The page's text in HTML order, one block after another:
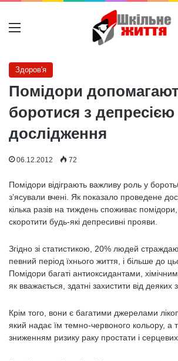
Меню
Здоров'я
Помідори
боротися з депресією
дослідження
06.12.2012 72
Помідори відіграють важливу роль у
з’ясували вчені. Як показало проведене
кілька разів на тиждень споживає помідори,
скоротити будь-які депресивні прояви.
Згідно зі статистикою, 20% людей
певний період їхнього життя, і більше до
Помідори багаті антиоксидантами,
як вважається, здатні захистити від деяких
Крім того, вони є багатими джерелами
який надає їм темно-червоного кольору, а
зниженням ризику раку простати і серцевих